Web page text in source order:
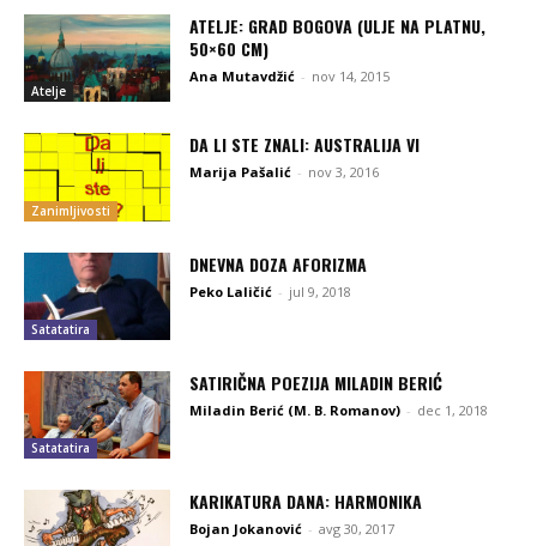
Atelje
ATELJE: GRAD BOGOVA (ULJE NA PLATNU,
50×60 CM)
Ana Mutavdžić - nov 14, 2015
Zanimljivosti
DA LI STE ZNALI: AUSTRALIJA VI
Marija Pašalić - nov 3, 2016
Satatatira
DNEVNA DOZA AFORIZMA
Peko Laličić - jul 9, 2018
Satatatira
SATIRIČNA POEZIJA MILADIN BERIĆ
Miladin Berić (M. B. Romanov) - dec 1, 2018
KARIKATURA DANA: HARMONIKA
Bojan Jokanović - avg 30, 2017